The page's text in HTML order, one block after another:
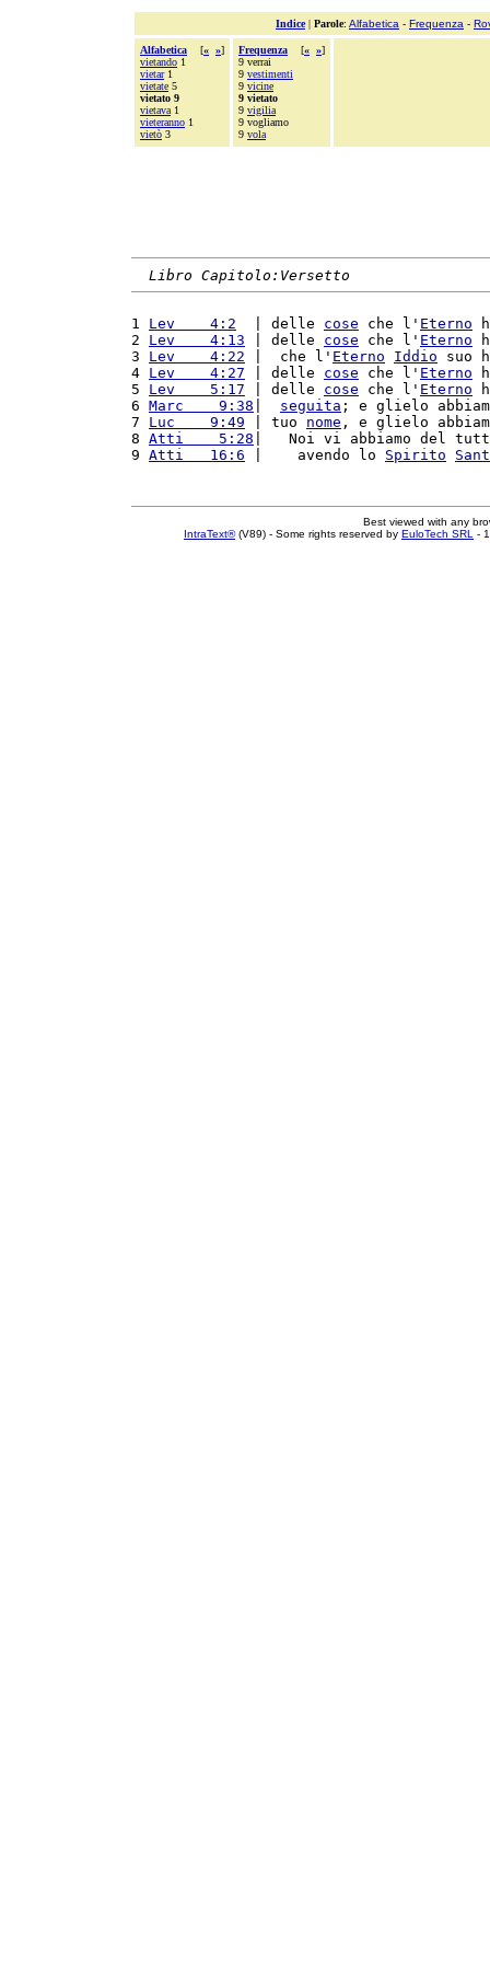
Indice| Parole: Alfabetica - Frequenza -
Alfabetica [« »]
vietando 1
vietar1
vietate 5
vietato 9
vietava 1
vieteranno 1
vietò 3
Frequenza [« »]
9 verrai
9 vestimenti
9 vicine
9 vietato
9 vigilia
9 vogliamo
9 vola
Libro Capitolo:Versetto
1 Lev    4:2
  | delle
cose che l' Eterno
2 Lev    4:13 | delle cose che l' Eterno
3 Lev    4:22 |  che l' Eterno Iddio suo
4 Lev    4:27 | delle cose che l' Eterno
5 Lev    5:17 | delle cose che l' Eterno
6 Marc    9:38 seguita ; e glielo
7 Luc    9:49 | tuo nome , e glielo
8 Atti    5:28 |   Noi vi abbiamo del
9 Atti   16:6 |    avendo lo Spirito
Best viewed with any
IntraText®(V89) - Some rights reserved by EuloTech SRL -